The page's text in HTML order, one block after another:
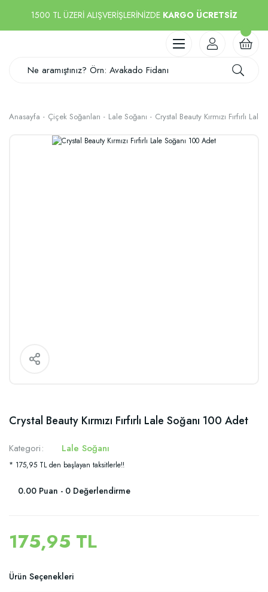
1500 TL ÜZERİ ALIŞVERİŞLERİNİZDE KARGO ÜCRETSİZ
Anasayfa Çiçek Soğanları Lale Soğanı Crystal Beauty Kırmızı Fırfırlı
Crystal Beauty Kırmızı Fırfırlı Lale Soğanı 100 Adet
Kategori Lale Soğanı
* 175,95 TL den başlayan taksitlerle!!
0.00 Puan - 0 Değerlendirme
175,95 TL
Ürün Seçenekleri